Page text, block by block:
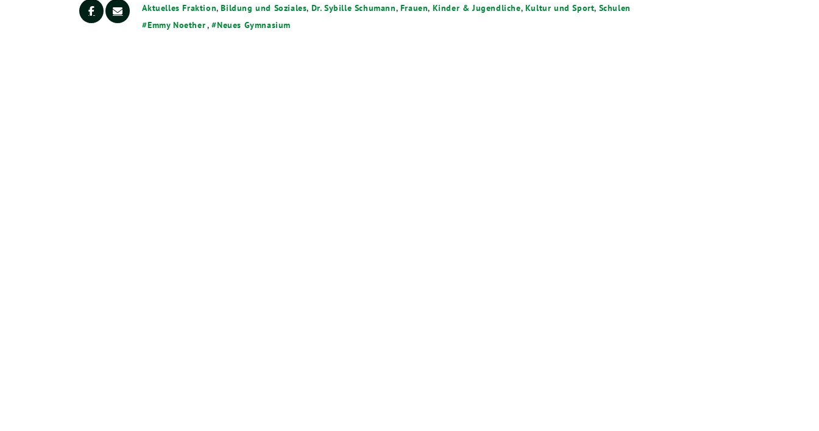
Aktuelles Fraktion,Bildung und Soziales, Dr. Sybille Schumann, Frauen, Kinder & Jugendliche, Kultur und Sport, Schulen
Emmy Noether, Neues Gymnasium